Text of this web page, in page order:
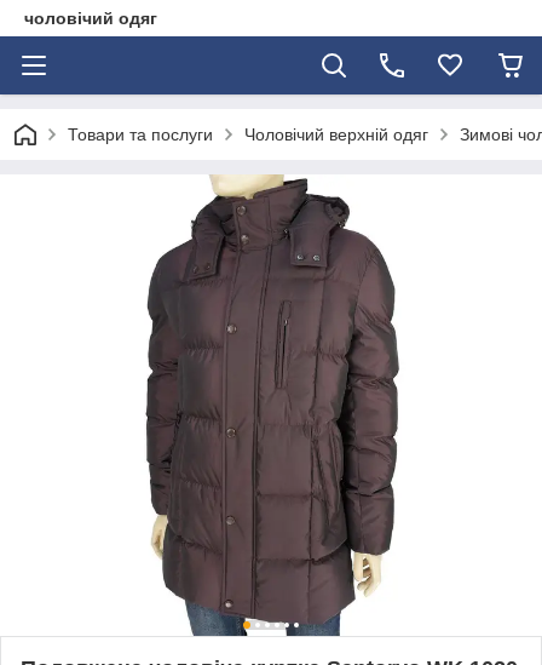
чоловічий одяг
Товари та послуги Чоловічий верхній одяг Зимові